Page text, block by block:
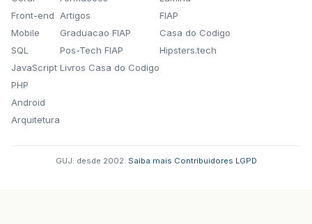
Front-end
Mobile
SQL
JavaScript
PHP
Android
Arquitetura
Artigos
Graduacao FIAP
Pos-Tech FIAP
Livros Casa do Codigo
FIAP
Casa do Codigo
Hipsters.tech
GUJ: desde 2002. Saiba mais Contribuidores LGPD